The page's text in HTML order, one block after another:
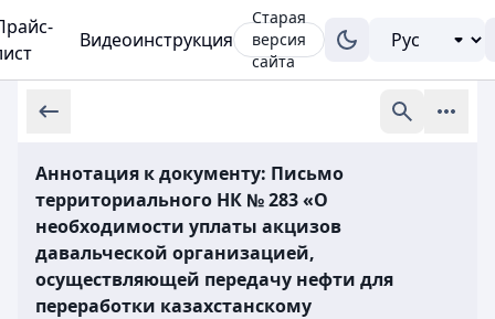
Видеоинструкция
Старая
версия
сайта
Аннотация к документу: Письмо
территориального НК № 283 «О
необходимости уплаты акцизов
давальческой организацией,
осуществляющей передачу нефти для
переработки казахстанскому